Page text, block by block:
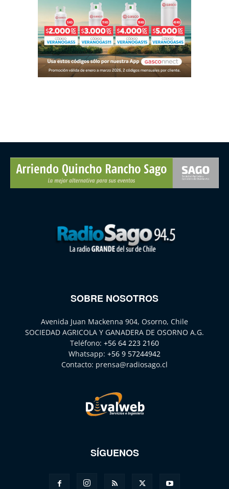
SOBRE NOSOTROS
Avenida Juan Mackenna 904, Osorno, Chile
SOCIEDAD AGRICOLA Y GANADERA DE OSORNO A.G.
Teléfono: +56 64 223 2160
Whatsapp: +56 9 57244942
Contacto: prensa@radiosago.cl
SÍGUENOS